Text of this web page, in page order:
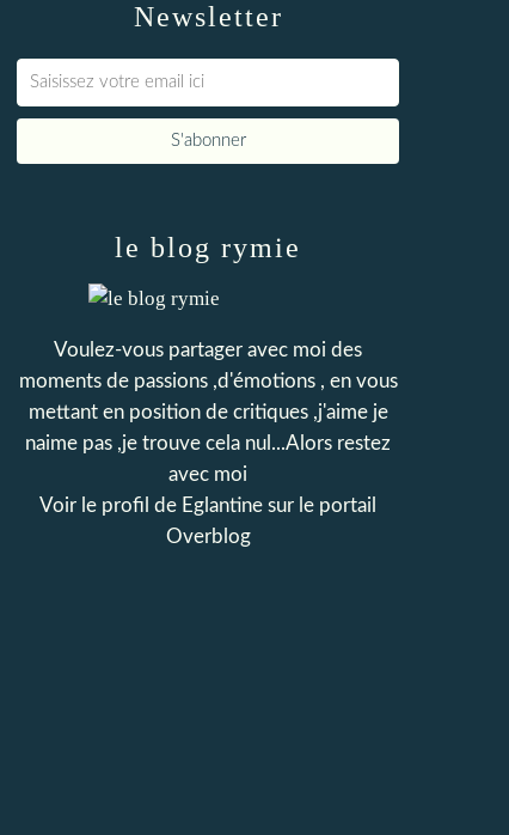
Newsletter
le blog rymie
Voulez-vous partager avec moi des
moments de passions ,d'émotions , en vous
mettant en position de critiques ,j'aime je
naime pas ,je trouve cela nul...Alors restez
avec moi
Voir le profil de Eglantine sur le portail
Overblog